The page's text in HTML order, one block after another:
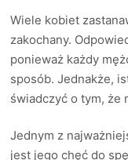
Wiele kobiet
zakochany.
ponieważ każdy
sposób. Jednakże,
świadczyć o tym, że
Jednym z
jest jego chęć do